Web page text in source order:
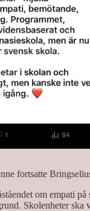
fortsatte
om empati
Skolenheter